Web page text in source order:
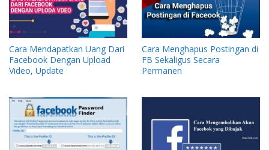
Cara Mendapatkan Uang Dari
Facebook Dengan Upload
Video, Update
Cara Menghapus Postingan di
FB Sekaligus Secara
Permanen